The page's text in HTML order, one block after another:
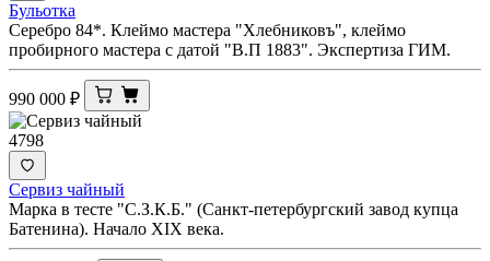
Бульотка
Серебро 84*. Клеймо мастера "Хлебниковъ", клеймо
пробирного мастера с датой "В.П 1883". Экспертиза ГИМ.
990 000 ₽
4798
Сервиз чайный
Марка в тесте "С.З.К.Б." (Санкт-петербургский завод купца
Батенина). Начало XIX века.